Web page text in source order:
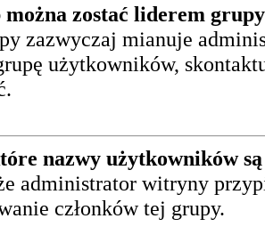
zostać liderem
zazwyczaj mianuje
użytkowników,
nazwy użytkowników
administrator witryny
członków tej grupy.